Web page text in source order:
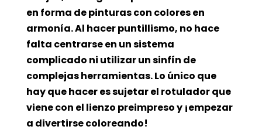
en forma de pinturas con colores en
armonía. Al hacer puntillismo, no hace
falta centrarse en un sistema
complicado ni utilizar un sinfín de
complejas herramientas. Lo único que
hay que hacer es sujetar el rotulador que
viene con el lienzo preimpreso y ¡empezar
a divertirse coloreando!